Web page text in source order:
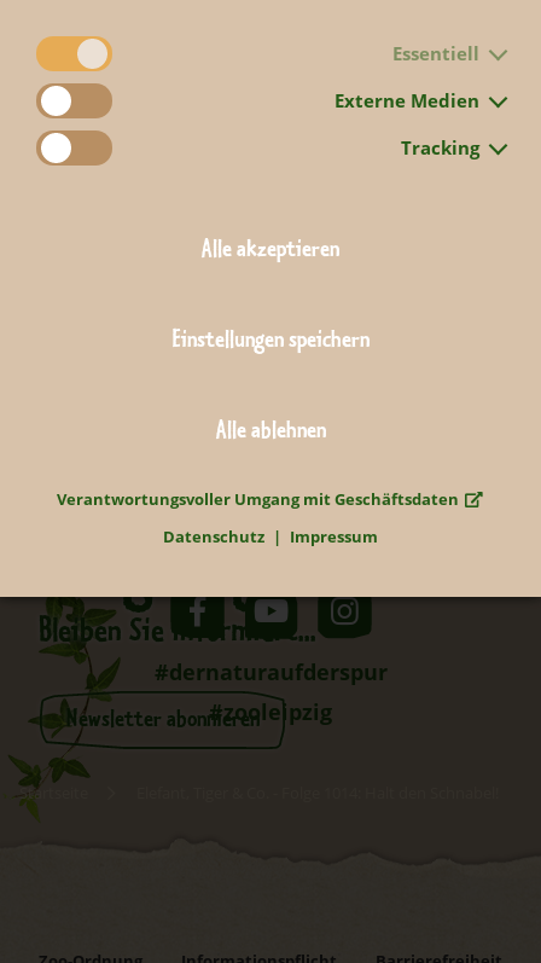
Neugierig?
Bleiben Sie informiert...
Newsletter abonnieren
#dernaturaufderspur
#zooleipzig
Startseite
Essentiell
Externe Medien
Tracking
Alle akzeptieren
Einstellungen speichern
Alle ablehnen
Verantwortungsvoller Umgang mit Geschäftsdaten
Datenschutz
Impressum